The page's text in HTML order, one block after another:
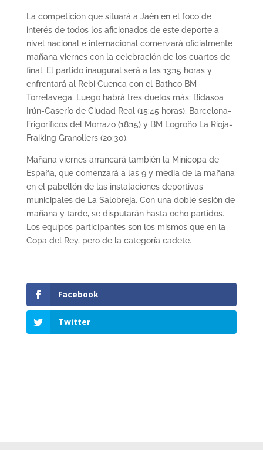
La competición que situará a Jaén en el foco de
interés de todos los aficionados de este deporte a
nivel nacional e internacional comenzará oficialmente
mañana viernes con la celebración de los cuartos de
final. El partido inaugural será a las 13:15 horas y
enfrentará al Rebi Cuenca con el Bathco BM
Torrelavega. Luego habrá tres duelos más: Bidasoa
Irún-Caserío de Ciudad Real (15:45 horas), Barcelona-
Frigoríficos del Morrazo (18:15) y BM Logroño La Rioja-
Fraiking Granollers (20:30).
Mañana viernes arrancará también la Minicopa de
España, que comenzará a las 9 y media de la mañana
en el pabellón de las instalaciones deportivas
municipales de La Salobreja. Con una doble sesión de
mañana y tarde, se disputarán hasta ocho partidos.
Los equipos participantes son los mismos que en la
Copa del Rey, pero de la categoría cadete.
Facebook
Twitter